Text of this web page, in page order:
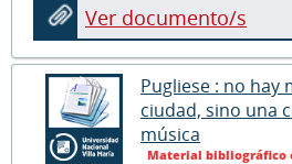
Ver documento/s
Pugliese : no hay
ciudad, sino una
música
Material bibliográfico